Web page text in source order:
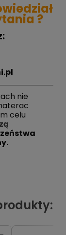
?
nie
celu